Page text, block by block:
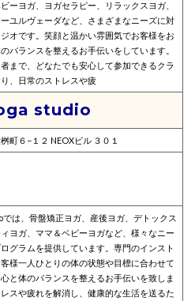
ーヨガ、ヨガセラピー、リラックスヨガ、
ユルヴェーダなど、さまざまなニーズに対
オです。笑顔と温かい雰囲気でお客様をお
バランスを整えるお手伝いをしています。
まで、どなたでも安心して参加できるクラ
、日常のストレスや疲
studio
町６−１２ NEOXビル ３０１
は、骨盤矯正ヨガ、産後ヨガ、デトックス
ヨガ、ママ＆ベビーヨガなど、様々なニー
グラムを提供しています。専門のインスト
様一人ひとりの体の状態や目標に合わせて
と体のバランスを整えるお手伝いを致しま
スや疲れを解消し、健康的な生活を送るた